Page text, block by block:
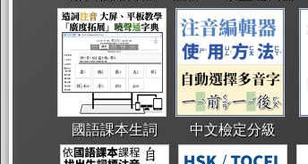
國語課本生詞 中文檢定分級